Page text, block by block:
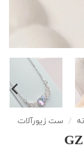
ست زیورآلات